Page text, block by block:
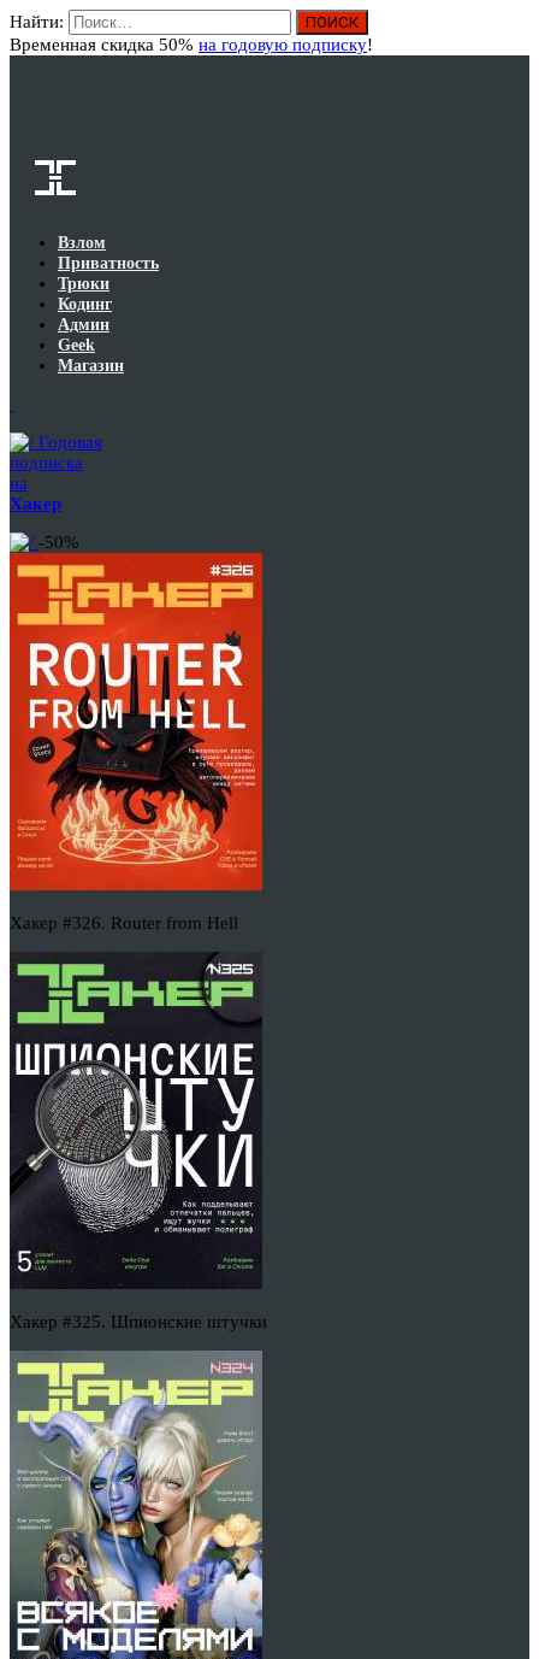
Найти:
Временная скидка 50% на годовую подписку!
Взлом
Приватность
Трюки
Кодинг
Админ
Geek
Магазин
Годовая
подписка
на
Хакер
-50%
Хакер #326. Router from Hell
Хакер #325. Шпионские штучки